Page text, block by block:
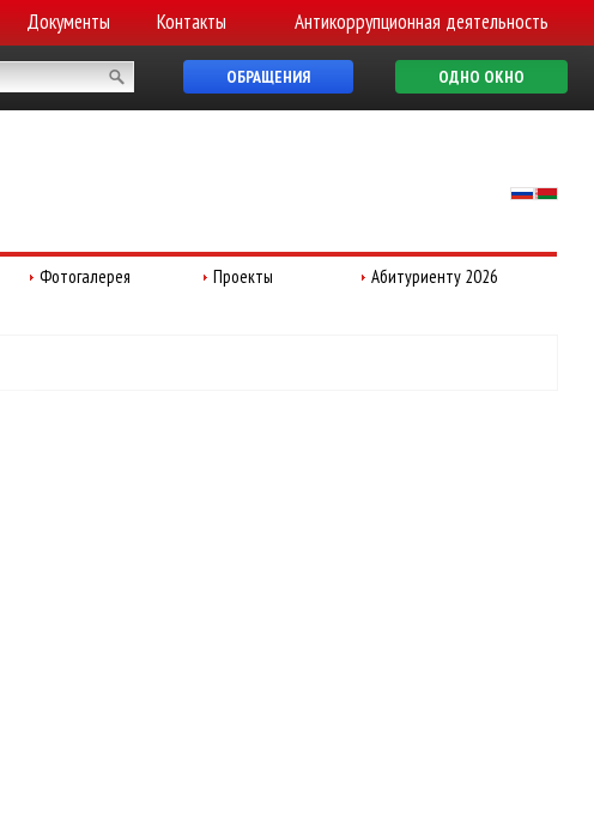
Документы Контакты Антикоррупционная деятельность
ОБРАЩЕНИЯ ОДНО ОКНО
Фотогалерея Проекты Абитуриенту 2026